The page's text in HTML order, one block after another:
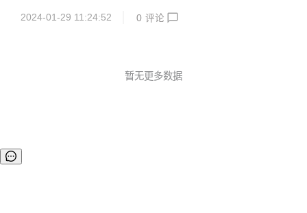
成本完成资源...
2024-01-29 11:24:52
0 评论
暂无更多数据